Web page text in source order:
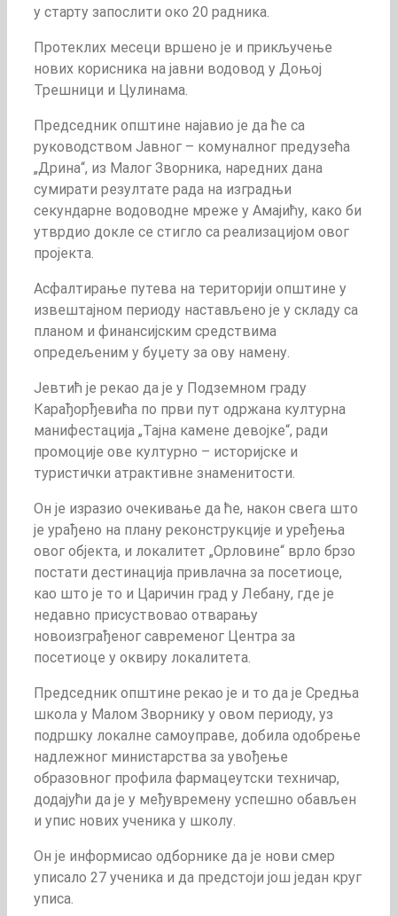
у старту запослити око 20 радника.
Протеклих месеци вршено је и прикључење
нових корисника на јавни водовод у Доњој
Трешници и Цулинама.
Председник општине најавио је да ће са
руководством Јавног – комуналног предузећа
„Дрина“, из Малог Зворника, наредних дана
сумирати резултате рада на изградњи
секундарне водоводне мреже у Амајићу, како би
утврдио докле се стигло са реализацијом овог
пројекта.
Асфалтирање путева на територији општине у
извештајном периоду настављено је у складу са
планом и финансијским средствима
опредељеним у буџету за ову намену.
Јевтић је рекао да је у Подземном граду
Карађорђевића по први пут одржана културна
манифестација „Тајна камене девојке“, ради
промоције ове културно – историјске и
туристички атрактивне знаменитости.
Он је изразио очекивање да ће, након свега што
је урађено на плану реконструкције и уређења
овог објекта, и локалитет „Орловине“ врло брзо
постати дестинација привлачна за посетиоце,
као што је то и Царичин град у Лебану, где је
недавно присуствовао отварању
новоизграђеног савременог Центра за
посетиоце у оквиру локалитета.
Председник општине рекао је и то да је Средња
школа у Малом Зворнику у овом периоду, уз
подршку локалне самоуправе, добила одобрење
надлежног министарства за увођење
образовног профила фармацеутски техничар,
додајући да је у међувремену успешно обављен
и упис нових ученика у школу.
Он је информисао одборнике да је нови смер
уписало 27 ученика и да предстоји још један круг
уписа.